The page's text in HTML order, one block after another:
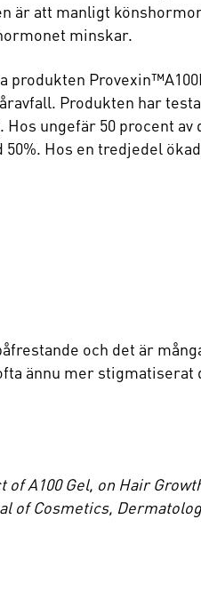
är att manligt
minskar.
produkten
Produkten har
ungefär 50 procent av
Hos en tredjedel
och det är
ännu mer stigmatiserat
of A100 Gel, on Hair
of Cosmetics,